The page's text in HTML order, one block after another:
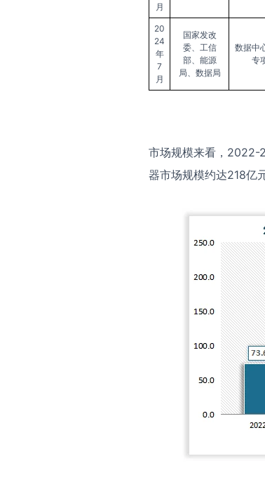
月
20
24
年
7
月
国家发改
委、工信
部、能源
局、数据局
数据中
专
市场规模来看，2022-
器市场规模约达218亿